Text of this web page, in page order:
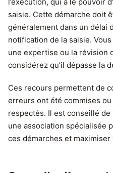
saisie. Cette démarche doit
généralement dans un délai
notification de la saisie.
une expertise ou la révision
considérez qu’il dépasse la
Ces recours permettent de
erreurs ont été commises ou
respectés. Il est conseillé de
une association spécialisée
ces démarches et